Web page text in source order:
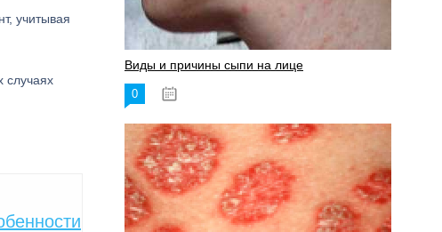
учитывая
случаях
Виды и причины сыпи на лице
0